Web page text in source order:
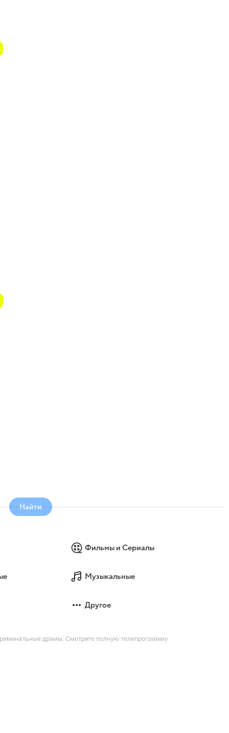
Найти
Фильмы и Сериалы
Музыкальные
Другое
драмы. Смотрите полную телепрограмму